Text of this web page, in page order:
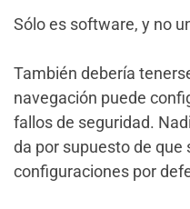
Sólo es software, y no
También debería
navegación puede
fallos de seguridad.
da por supuesto de que
configuraciones por